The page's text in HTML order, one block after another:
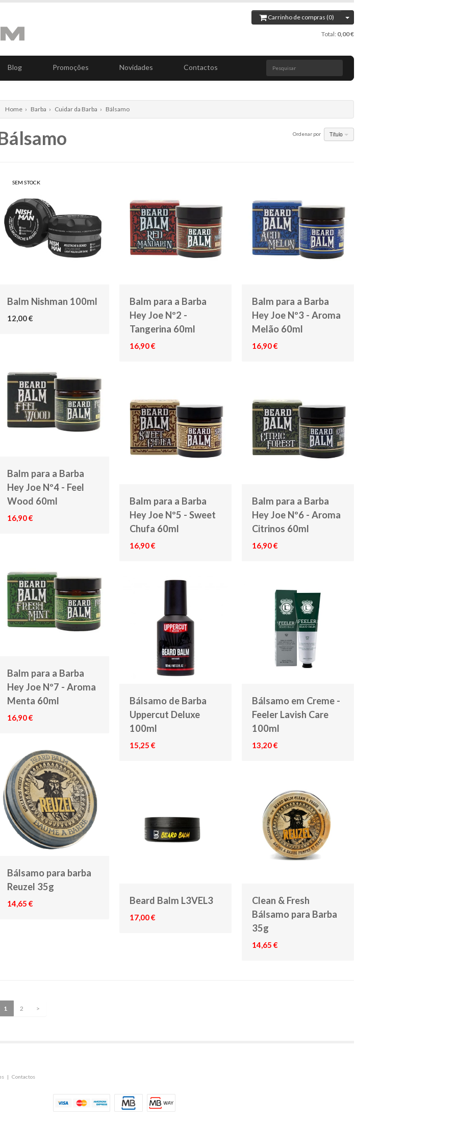
Carrinho de compras (0)
Total: 0,00 €
Blog Promoções Novidades Contactos
Home › Barba › Cuidar da Barba › Bálsamo
Ordenar por Título
SEM STOCK
Balm Nishman 100ml
12,00 €
Balm para a Barba
Hey Joe Nº2 -
Tangerina 60ml
16,90 €
Balm para a Barba
Hey Joe Nº3 - Aroma
Melão 60ml
16,90 €
Balm para a Barba
Hey Joe Nº4 - Feel
Wood 60ml
16,90 €
Balm para a Barba
Hey Joe Nº5 - Sweet
Chufa 60ml
16,90 €
Balm para a Barba
Hey Joe Nº6 - Aroma
Citrinos 60ml
16,90 €
Balm para a Barba
Hey Joe Nº7 - Aroma
Menta 60ml
16,90 €
Bálsamo de Barba
Uppercut Deluxe
100ml
15,25 €
Bálsamo em Creme -
Feeler Lavish Care
100ml
13,20 €
Bálsamo para barba
Reuzel 35g
14,65 € Beard Balm L3VEL3
17,00 €
Clean & Fresh
Bálsamo para Barba
35g
14,65 €
1 2 >
| Contactos